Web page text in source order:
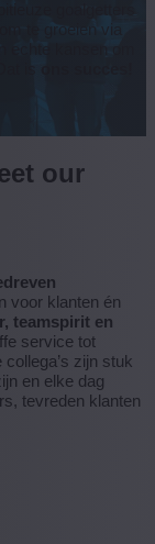
goalgetters
te groeien via
echte kansen om
our
voor klanten én
teamspirit en
service tot
zijn stuk
en elke dag
tevreden klanten